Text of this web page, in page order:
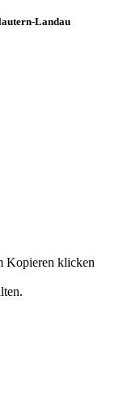
Landau
Kopieren klicken